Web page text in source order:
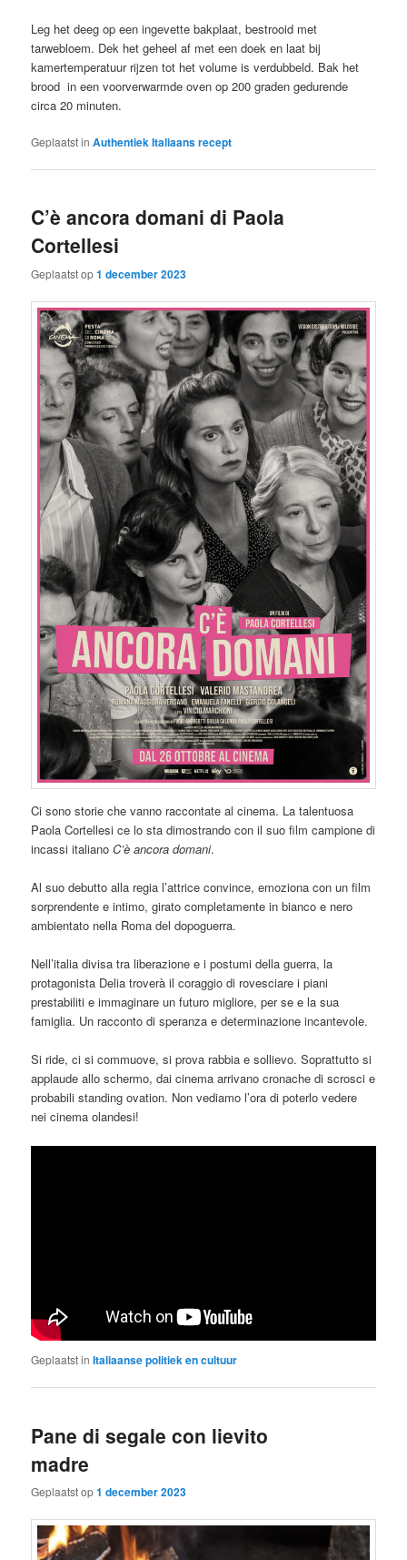
Leg het deeg op een ingevette bakplaat, bestrooid met
tarwebloem. Dek het geheel af met een doek en laat bij
kamertemperatuur rijzen tot het volume is verdubbeld. Bak het
brood in een voorverwarmde oven op 200 graden gedurende
circa 20 minuten.
Geplaatst in Authentiek Italiaans recept
C’è ancora domani di Paola
Cortellesi
Geplaatst op1 december 2023
Ci sono storie che vanno raccontate al cinema. La talentuosa
Paola Cortellesi ce lo sta dimostrando con il suo film campione di
incassi italianoC’è ancora domani.
Al suo debutto alla regia l’attrice convince, emoziona con un film
sorprendente e intimo, girato completamente in bianco e nero
ambientato nella Roma del dopoguerra.
Nell’italia divisa tra liberazione e i postumi della guerra, la
protagonista Delia troverà il coraggio di rovesciare i piani
prestabiliti e immaginare un futuro migliore, per se e la sua
famiglia. Un racconto di speranza e determinazione incantevole.
Si ride, ci si commuove, si prova rabbia e sollievo. Soprattutto si
applaude allo schermo, dai cinema arrivano cronache di scrosci e
probabili standing ovation. Non vediamo l’ora di poterlo vedere
nei cinema olandesi!
Geplaatst in Italiaanse politiek en cultuur
Pane di segale con lievito
madre
Geplaatst op1 december 2023